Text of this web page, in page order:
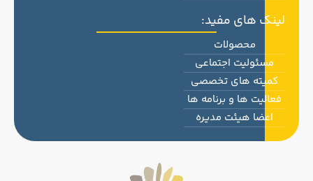
لینک های مفید:
محصولات
مسئولیت اجتماعی
کمیته های تخصصی
فعالیت ها و برنامه ها
اعضا هیئت مدیره